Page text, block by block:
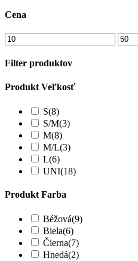
Cena
Filter produktov
Produkt Veľkosť
S(8)
S/M(3)
M(8)
M/L(3)
L(6)
UNI(18)
Produkt Farba
Béžová(9)
Biela(6)
Čierna(7)
Hnedá(2)